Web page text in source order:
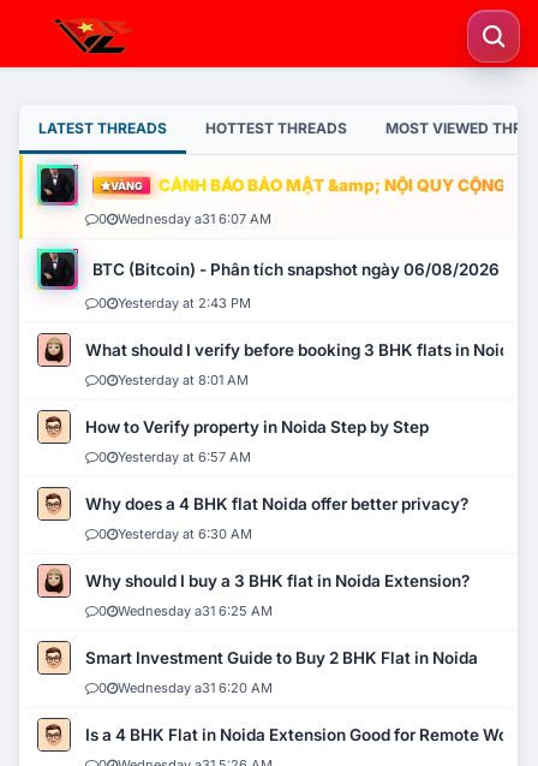
LATEST THREADS HOTTEST THREADS MOST VIEWED
VÀNG CẢNH BÁO BẢO MẬT &amp; NỘI QUY CỘNG
0 Wednesday a31 6:07 AM
BTC (Bitcoin) - Phân tích snapshot ngày 06/08/2026
0 Yesterday at 2:43 PM
What should I verify before booking 3 BHK flats in Noida?
0 Yesterday at 8:01 AM
How to Verify property in Noida Step by Step
0 Yesterday at 6:57 AM
Why does a 4 BHK flat Noida offer better privacy?
0 Yesterday at 6:30 AM
Why should I buy a 3 BHK flat in Noida Extension?
0 Wednesday a31 6:25 AM
Smart Investment Guide to Buy 2 BHK Flat in Noida
0 Wednesday a31 6:20 AM
Is a 4 BHK Flat in Noida Extension Good for Remote Work?